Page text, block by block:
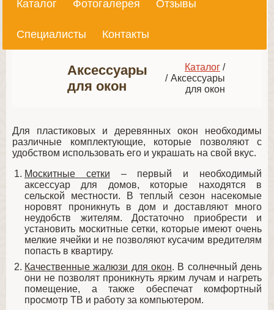
Каталог Фотогалерея Отзывы
Специалисты Контакты
Аксессуары
для окон
Каталог /
Аксессуары
для окон
Для пластиковых и деревянных окон необходимы
различные комплектующие, которые позволяют с
удобством использовать его и украшать на свой вкус.
Москитные сетки – первый и необходимый
аксессуар для домов, которые находятся в
сельской местности. В теплый сезон насекомые
норовят проникнуть в дом и доставляют много
неудобств жителям. Достаточно приобрести и
установить москитные сетки, которые имеют очень
мелкие ячейки и не позволяют кусачим вредителям
попасть в квартиру.
Качественные жалюзи для окон. В солнечный день
они не позволят проникнуть ярким лучам и нагреть
помещение, а также обеспечат комфортный
просмотр ТВ и работу за компьютером.